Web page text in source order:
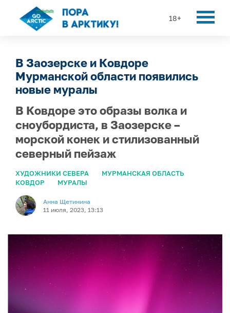
18+
В Заозерске и Ковдоре
Мурманской области появились
новые муралы
В Ковдоре это образы волка и
сноубордиста, в Заозерске –
морской конек и стилизованный
северный пейзаж
ХУДОЖНИКИ СЕВЕРА
МУРМАНСКАЯ ОБЛАСТЬ
КОВДОР
МУРАЛЫ
Анна Щетинина
11 июля, 2023, 13:13